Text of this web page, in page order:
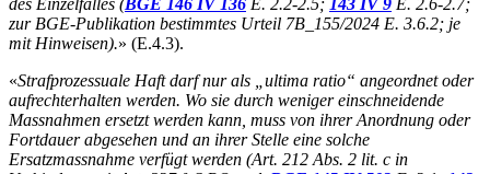
zur BGE-Publikation bestimmtes Urteil 7B_155/2024 E. 3.6.2; je
mit Hinweisen).» (E.4.3).
«Strafprozessuale Haft darf nur als „ultima ratio“ angeordnet oder
aufrechterhalten werden. Wo sie durch weniger einschneidende
Massnahmen ersetzt werden kann, muss von ihrer Anordnung oder
Fortdauer abgesehen und an ihrer Stelle eine solche
Ersatzmassnahme verfügt werden (Art. 212 Abs. 2 lit. c in